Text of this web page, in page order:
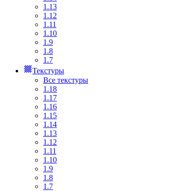
1.13
1.12
1.11
1.10
1.9
1.8
1.7
Текстуры
Все текстуры
1.18
1.17
1.16
1.15
1.14
1.13
1.12
1.11
1.10
1.9
1.8
1.7